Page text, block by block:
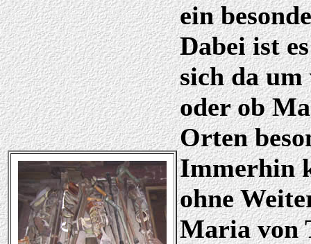
ein
Dabei ist
sich da
oder ob
Orten
Immerhin
ohne
Maria von